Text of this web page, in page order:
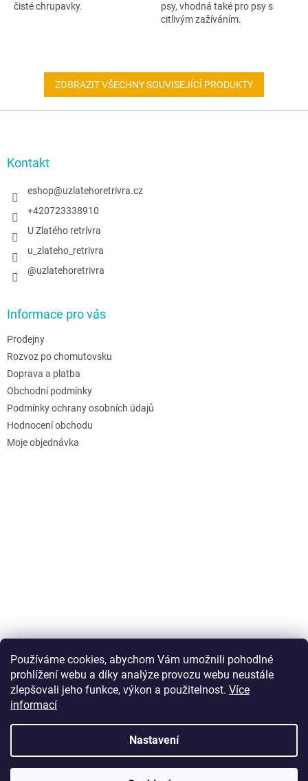
Používáme cookies, abychom Vám umožnili pohodlné
prohlížení webu a díky analýze provozu webu neustále
zlepšovali jeho funkce, výkon a použitelnost. Více
informací
Nastavení
čisté chrupavky.
psy, vhodná také pro psy s
citlivým zažíváním.
ZOBRAZIT VŠECHNY SOUVISEJÍCÍ PRODUKTY
Kontakt
eshop@uzlatehoretrivra.cz
+420723338910
U Zlatého retrívra
u_zlateho_retrivra
@uzlatehoretrivra
Informace pro vás
Prodejny
Rozvoz po chomutovsku
Doprava a platba
Obchodní podmínky
Podmínky ochrany osobních údajů
Hodnocení obchodu
Moje objednávka